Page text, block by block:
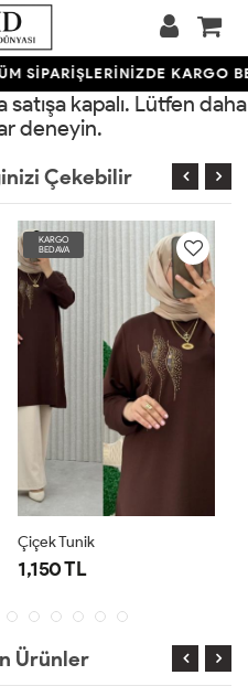
SİPARİŞLERİNİZDE KARGO
kapalı. Lütfen daha
deneyin.
Çekebilir
KARGO
BEDAVA
Çiçek Tunik
1,150 TL
Ürünler